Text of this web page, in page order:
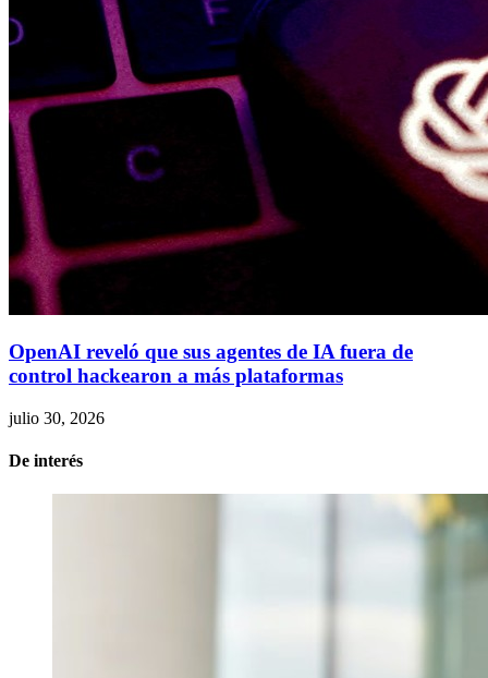
OpenAI reveló que sus agentes de IA fuera de
control hackearon a más plataformas
julio 30, 2026
De interés